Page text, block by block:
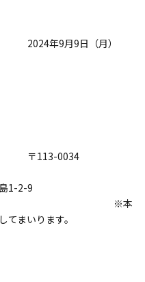
始日
日（月）
0034
湯島1-2-9
まいります。